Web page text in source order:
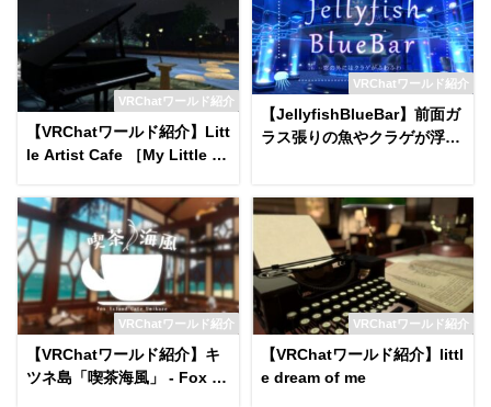
VRChatワールド紹介
【VRChatワールド紹介】Litt
le Artist Cafe ［My Little R
VRChatワールド紹介
【JellyfishBlueBar】前面ガ
ラス張りの魚やクラゲが浮遊
VRChatワールド紹介
【VRChatワールド紹介】キ
ツネ島「喫茶海風」 - Fox Isl
VRChatワールド紹介
【VRChatワールド紹介】littl
e dream of me